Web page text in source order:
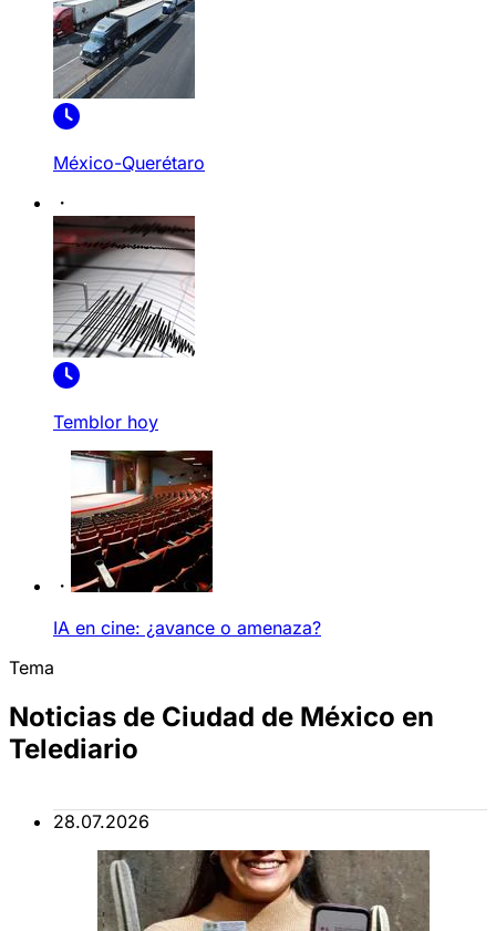
México-Querétaro
Temblor hoy
IA en cine: ¿avance o amenaza?
Tema
Noticias de Ciudad de México en
Telediario
28.07.2026